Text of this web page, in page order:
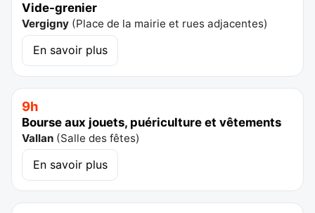
Vide-grenier
Vergigny (Place de la mairie et rues adjacentes)
En savoir plus
9h
Bourse aux jouets, puériculture et vêtements
Vallan (Salle des fêtes)
En savoir plus